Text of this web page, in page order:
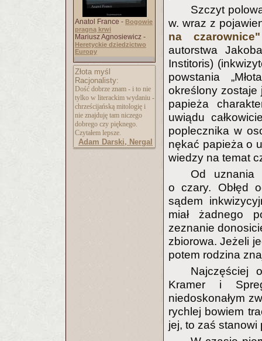
Anatol France - Bogowie
pragną krwi
Mariusz Agnosiewicz -
Heretyckie dziedzictwo
Europy
Złota myśl
Racjonalisty:
Dość dobrze znam - i to nie
tylko w literackim wydaniu -
chrześcijańską mitologię i
nie znajduję tam niczego
dobrego czy pięknego.
Czytałem lepsze.
Adam Darski, Nergal
Szczyt
w. wraz z
na czarownice"
autorstwa
Institoris)
powstania
określony zostaje
papieża
uwiądu
poplecznika w
nękać papieża o
wiedzy na temat
Od uznania
o czary. Obłęd
sądem
miał żadnego
zeznanie
zbiorowa. Jeżeli
potem rodzina
Najczęściej
Kramer i
niedoskonałym
rychlej bowiem
jej, to zaś